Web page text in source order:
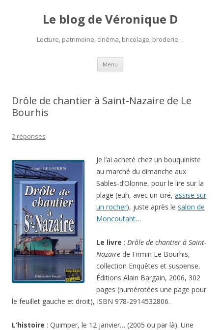
Le blog de Véronique D
Lecture, patrimoine, cinéma, bricolage, broderie…
Menu Aller
contenu
Drôle de chantier à Saint-Nazaire de Le
Bourhis
2 réponses
Je l’ai acheté chez un bouquiniste
au marché du dimanche aux
Sables-d’Olonne, pour le lire sur la
plage (euh, avec un ciré, assise sur
un rocher), juste après le salon de
Moncoutant…
Le livre : Drôle de chantier à Saint-
Nazaire de Firmin Le Bourhis,
collection Enquêtes et suspense,
Éditions Alain Bargain, 2006, 302
pages (numérotées une page pour
le feuillet gauche et droit), ISBN 978-2914532806.
L’histoire : Quimper, le 12 janvier… (2005 ou par là). Une